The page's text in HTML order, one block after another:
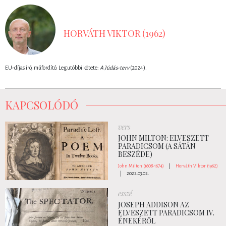
HORVÁTH VIKTOR (1962)
EU-díjas író, műfordító. Legutóbbi kötete: A Júdás-terv(2024).
KAPCSOLÓDÓ
vers
JOHN MILTON: ELVESZETT
PARADICSOM (A SÁTÁN
BESZÉDE)
John Milton (1608-1674)
Horváth Viktor (1962)
2022.03.02.
esszé
JOSEPH ADDISON AZ
ELVESZETT PARADICSOM IV.
ÉNEKÉRŐL